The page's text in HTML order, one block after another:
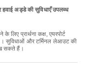
हवाई अड्डे की सुविधाएँ उपलब्ध
सुविधाओं और टर्मिनल लेआउट की
सकते हैं।